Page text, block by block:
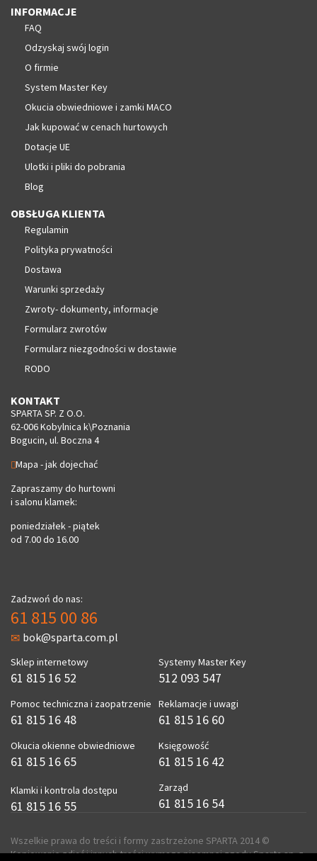
INFORMACJE
FAQ
Odzyskaj swój login
O firmie
System Master Key
Okucia obwiedniowe i zamki MACO
Jak kupować w cenach hurtowych
Dotacje UE
Ulotki i pliki do pobrania
Blog
OBSŁUGA KLIENTA
Regulamin
Polityka prywatności
Dostawa
Warunki sprzedaży
Zwroty- dokumenty, informacje
Formularz zwrotów
Formularz niezgodności w dostawie
RODO
KONTAKT
SPARTA SP. Z O.O.
62-006 Kobylnica k\Poznania
Bogucin, ul. Boczna 4
Mapa - jak dojechać
Zapraszamy do hurtowni
i salonu klamek:
poniedziałek - piątek
od 7.00 do 16.00
Zadzwoń do nas:
61 815 00 86
bok@sparta.com.pl
Sklep internetowy
61 815 16 52
Pomoc techniczna i zaopatrzenie
61 815 16 48
Okucia okienne obwiedniowe
61 815 16 65
Klamki i kontrola dostępu
61 815 16 55
Systemy Master Key
512 093 547
Reklamacje i uwagi
61 815 16 60
Księgowość
61 815 16 42
Zarząd
61 815 16 54
Wszelkie prawa do treści i formy zastrzeżone SPARTA 2014 ©
Kopiowanie zdjęć i innych treści wymaga pisemnej zgody Sparta sp. z